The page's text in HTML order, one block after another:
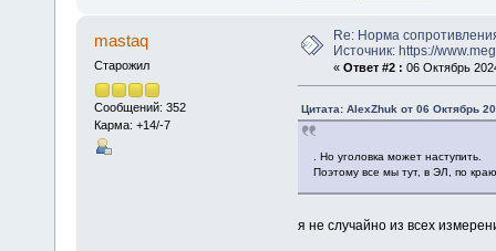
mastaq
Старожил
Сообщений: 352
Карма: +14/-7
Re: Норма
Источник: https://
« Ответ #2 : 06 Октябрь
Цитата: AlexZhuk от 06 Октябрь
. Но уголовка может наступить.
Поэтому все мы тут, в ЭЛ, по
я не случайно из всех